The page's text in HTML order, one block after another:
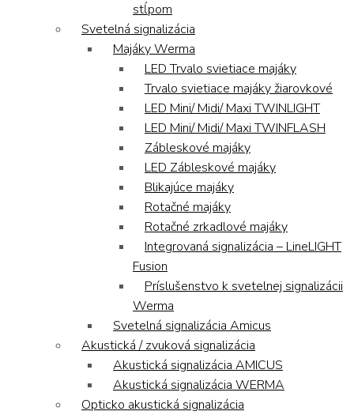
stĺpom
Svetelná signalizácia
Majáky Werma
LED Trvalo svietiace majáky
Trvalo svietiace majáky žiarovkové
LED Mini/ Midi/ Maxi TWINLIGHT
LED Mini/ Midi/ Maxi TWINFLASH
Zábleskové majáky
LED Zábleskové majáky
Blikajúce majáky
Rotačné majáky
Rotačné zrkadlové majáky
Integrovaná signalizácia – LineLIGHT
Fusion
Príslušenstvo k svetelnej signalizácii
Werma
Svetelná signalizácia Amicus
Akustická / zvuková signalizácia
Akustická signalizácia AMICUS
Akustická signalizácia WERMA
Opticko akustická signalizácia